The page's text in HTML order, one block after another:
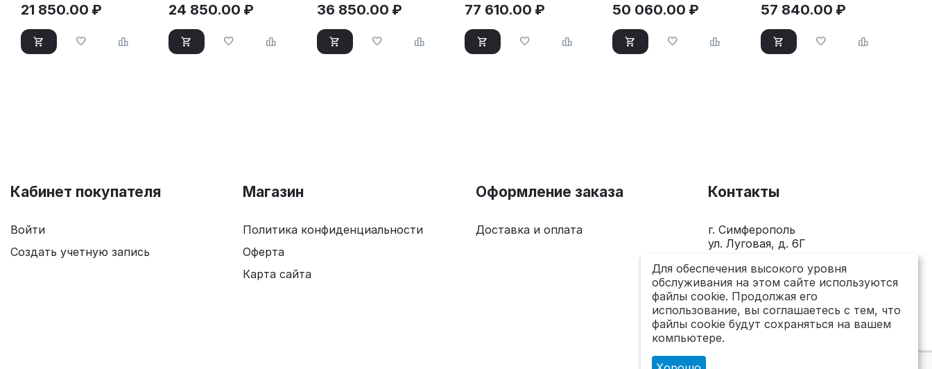
21 850.00 ₽ 24 850.00 ₽ 36 850.00 ₽ 77 610.00 ₽ 50 060.00 ₽ 57 840.00 ₽
Кабинет покупателя
Войти
Создать учетную запись
Магазин
Политика конфиденциальности
Оферта
Карта сайта
Оформление заказа
Доставка и оплата
Контакты
г. Симферополь
ул. Луговая, д. 6Г
+7(978)281-0-281
Пн-Пт 10.00 - 18.00
send@topsto-crimea.ru
Для обеспечения высокого уровня
обслуживания на этом сайте используются
файлы cookie. Продолжая его
использование, вы соглашаетесь с тем, что
файлы cookie будут сохраняться на вашем
компьютере.